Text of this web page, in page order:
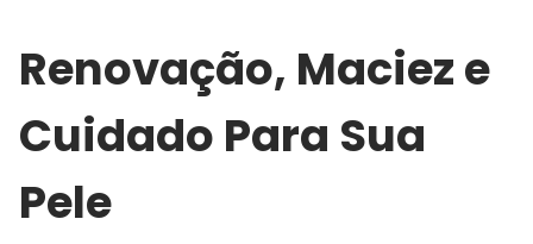
Renovação, Maciez e
Cuidado Para Sua
Pele